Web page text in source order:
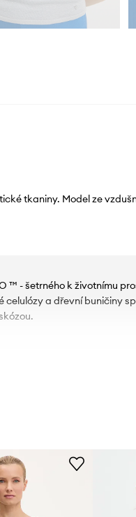
tkaniny. Model ze
™ - šetrného k životnímu
celulózy a dřevní buničiny